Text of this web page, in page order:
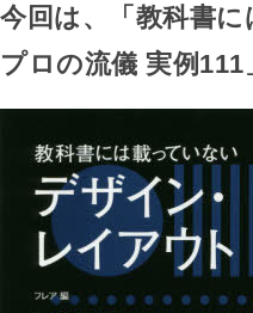
今回は、「教科書
プロの流儀 実例111